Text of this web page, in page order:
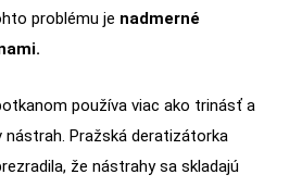
problému je nadmerné
používa viac ako trinásť a
Pražská deratizátorka
že nástrahy sa skladajú